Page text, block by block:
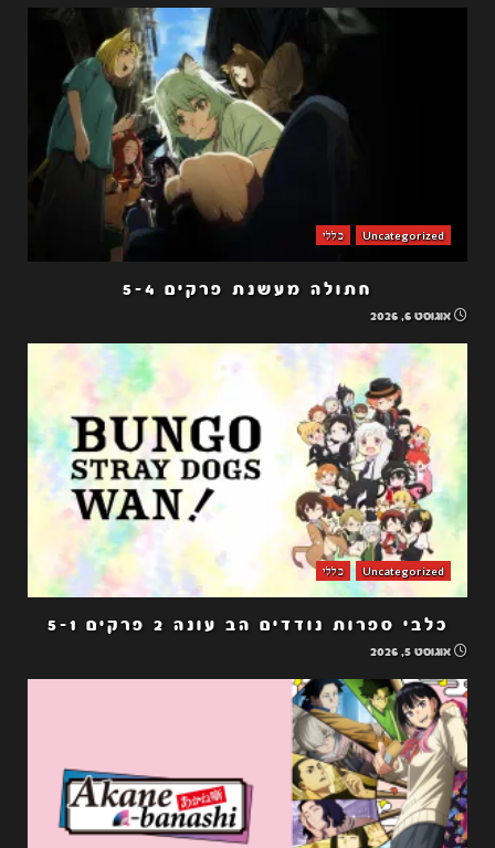
Uncategorized כללי
חתולה מעשנת פרקים 5-4
אוגוסט 6, 2026
Uncategorized כללי
כלבי ספרות נודדים הב עונה 2 פרקים 5-1
אוגוסט 5, 2026